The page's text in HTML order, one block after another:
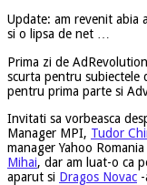
Update: am revenit abia
si o lipsa de net …
Prima zi de
scurta pentru subiectele
pentru prima parte si
Invitati sa vorbeasca
Manager MPI, Tudor
manager Yahoo
Mihai, dar am luat-o ca
aparut si Dragos Novac